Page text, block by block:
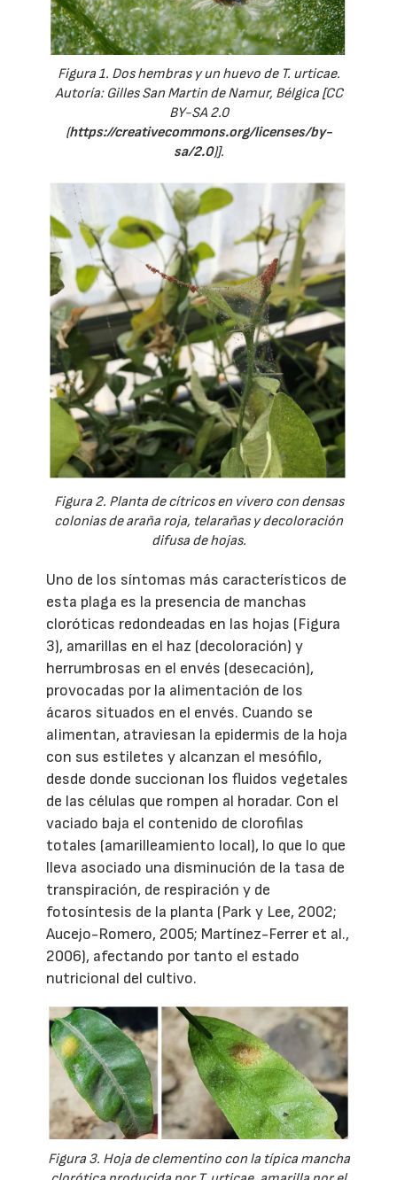
Figura 1. Dos hembras y un huevo de T. urticae.
Autoría: Gilles San Martin de Namur, Bélgica [CC
BY-SA 2.0
(https://creativecommons.org/licenses/by-
sa/2.0)].
Figura 2. Planta de cítricos en vivero con densas
colonias de araña roja, telarañas y decoloración
difusa de hojas.
Uno de los síntomas más característicos de
esta plaga es la presencia de manchas
cloróticas redondeadas en las hojas (Figura
3), amarillas en el haz (decoloración) y
herrumbrosas en el envés (desecación),
provocadas por la alimentación de los
ácaros situados en el envés. Cuando se
alimentan, atraviesan la epidermis de la hoja
con sus estiletes y alcanzan el mesófilo,
desde donde succionan los fluidos vegetales
de las células que rompen al horadar. Con el
vaciado baja el contenido de clorofilas
totales (amarilleamiento local), lo que lo que
lleva asociado una disminución de la tasa de
transpiración, de respiración y de
fotosíntesis de la planta (Park y Lee, 2002;
Aucejo-Romero, 2005; Martínez-Ferrer et al.,
2006), afectando por tanto el estado
nutricional del cultivo.
Figura 3. Hoja de clementino con la típica mancha